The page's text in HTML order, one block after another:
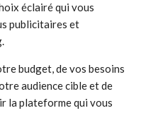
éclairé qui vous
publicitaires et
budget, de vos besoins
audience cible et de
la plateforme qui vous